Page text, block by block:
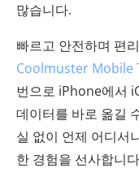
많습니다.
빠르고 안전하며 편
Coolmuster Mobile
번으로 iPhone에서
데이터를 바로 옮길
실 없이 언제 어디서
한 경험을 선사합니